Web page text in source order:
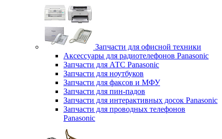
Запчасти для офисной техники
Аксессуары для радиотелефонов Panasonic
Запчасти для АТС Panasonic
Запчасти для ноутбуков
Запчасти для факсов и МФУ
Запчасти для пин-падов
Запчасти для интерактивных досок Panasonic
Запчасти для проводных телефонов
Panasonic